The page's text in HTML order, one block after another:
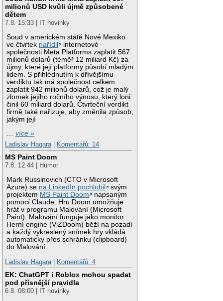
milionů USD kvůli újmě způsobené
dětem
7.8. 15:33 | IT novinky
Soud v americkém státě Nové Mexiko
ve čtvrtek nařídil
internetové
společnosti Meta Platforms zaplatit 567
milionů dolarů (téměř 12 miliard Kč) za
újmy, které její platformy působí mladým
lidem. S přihlédnutím k dřívějšímu
verdiktu tak má společnost celkem
zaplatit 942 milionů dolarů, což je malý
zlomek jejího ročního výnosu, který loni
činil 60 miliard dolarů. Čtvrteční verdikt
firmě také nařizuje, aby změnila způsob,
jakým její
…více »
Ladislav Hagara
Komentářů: 14
MS Paint Doom
7.8. 12:44 | Humor
Mark Russinovich (CTO v Microsoft
Azure) se na LinkedIn pochlubil
svým
projektem MS Paint Doom
napsaným
pomocí Claude. Hru Doom umožňuje
hrát v programu Malování (Microsoft
Paint). Malování funguje jako monitor.
Herní engine (ViZDoom) běží na pozadí
a každý vykreslený snímek hry vkládá
automaticky přes schránku (clipboard)
do Malování.
Ladislav Hagara | Komentářů: 4
EK: ChatGPT i Roblox mohou spadat
pod přísnější pravidla
6.8. 08:00 | IT novinky